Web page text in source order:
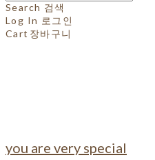
Search 검색
Log In 로그인
Cart 장바구니
you are very special